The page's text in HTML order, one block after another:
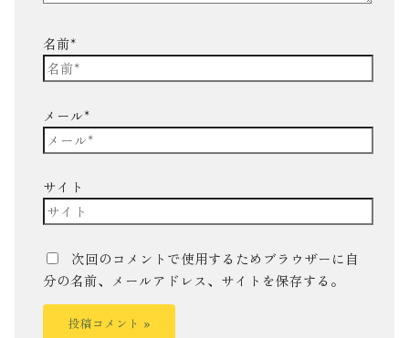
名前*
メール*
サイト
次回のコメントで使用するためブラウザーに自
分の名前、メールアドレス、サイトを保存する。